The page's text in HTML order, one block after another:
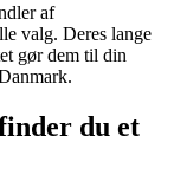
af
valg. Deres lange
gør dem til din
du et